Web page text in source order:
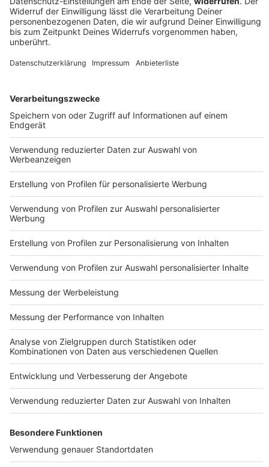
Diese rockigen Promis sind Football Fans!
Auch die Rockwelt freut sich auf den Super Bowl LIX
am 09. Februar! Doch welche sind die Lieblings-Teams
der Rockstars? Erfahrt es hier in unserer Bildergalerie!
Impressum
Nutzungsbedingungen
Jobs
Archiv
Kontakt
Werbung
ROCK ANTENNE
Region wechseln
Newsletter